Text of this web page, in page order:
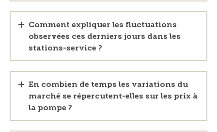
Comment expliquer les fluctuations
observées ces derniers jours dans les
stations-service ?
En combien de temps les variations du
marché se répercutent-elles sur les prix à
la pompe ?